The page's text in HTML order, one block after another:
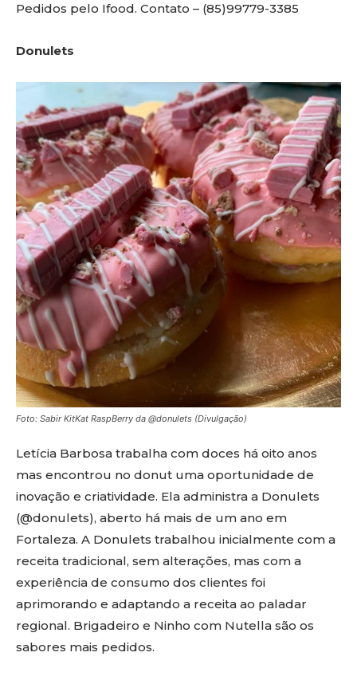
Pedidos pelo Ifood. Contato – (85)99779-3385
Donulets
Foto: Sabir KitKat RaspBerry da @donulets (Divulgação)
Letícia Barbosa trabalha com doces há oito anos
mas encontrou no donut uma oportunidade de
inovação e criatividade. Ela administra a Donulets
(@donulets), aberto há mais de um ano em
Fortaleza. A Donulets trabalhou inicialmente com a
receita tradicional, sem alterações, mas com a
experiência de consumo dos clientes foi
aprimorando e adaptando a receita ao paladar
regional. Brigadeiro e Ninho com Nutella são os
sabores mais pedidos.